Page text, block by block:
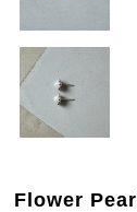
Flower